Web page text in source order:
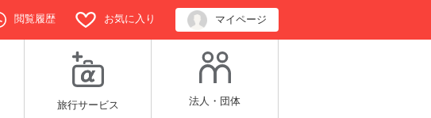
閲覧履歴 お気に入り マイページ
旅行サービス 法人・団体